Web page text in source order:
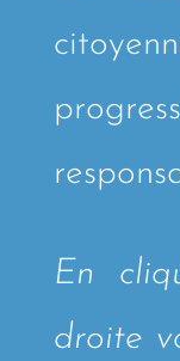
En
droite